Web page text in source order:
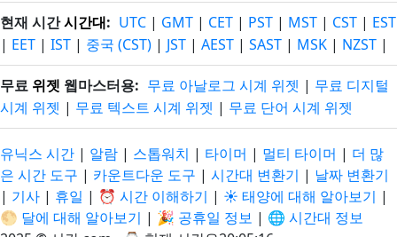
현재 시간시간대: UTC | GMT | CET | PST | MST | CST | EST
| EET | IST | 중국 (CST) | JST | AEST | SAST | MSK | NZST |
무료 위젯 웹마스터용: 무료 아날로그 시계 위젯 | 무료 디지털
시계 위젯 | 무료 텍스트 시계 위젯 | 무료 단어 시계 위젯
유닉스 시간 | 알람 | 스톱워치 | 타이머 | 멀티 타이머 | 더 많
은 시간 도구 | 카운트다운 도구 | 시간대 변환기 | 날짜 변환기
| 기사 | 휴일 | ⏰ 시간 이해하기 | ☀️ 태양에 대해 알아보기 |
🌕 달에 대해 알아보기 | 🎉 공휴일 정보 | 🌐 시간대 정보